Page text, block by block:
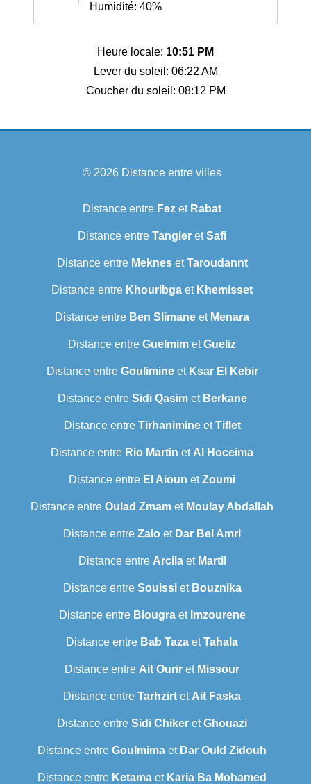
Humidité: 40%
Heure locale: 10:51 PM
Lever du soleil: 06:22 AM
Coucher du soleil: 08:12 PM
© 2026 Distance entre villes
Distance entre Fez et Rabat
Distance entre Tangier etSafi
Distance entre MeknesetTaroudannt
Distance entre Khouribga et Khemisset
Distance entre Ben Slimane et Menara
Distance entre Guelmim etGueliz
Distance entre Goulimineet Ksar El Kebir
Distance entre Sidi Qasimet Berkane
Distance entre TirhanimineetTiflet
Distance entre Rio Martin et Al Hoceima
Distance entre El Aioun etZoumi
Distance entre Oulad Zmam et Moulay Abdallah
Distance entre Zaio et Dar Bel Amri
Distance entre Arcilaet Martil
Distance entre Souissiet Bouznika
Distance entre Biougraet Imzourene
Distance entre Bab Taza etTahala
Distance entre Ait Ourir et Missour
Distance entre Tarhzirt et Ait Faska
Distance entre Sidi Chiker etGhouazi
Distance entre Goulmima et Dar Ould Zidouh
Distance entre Ketama et Karia Ba Mohamed